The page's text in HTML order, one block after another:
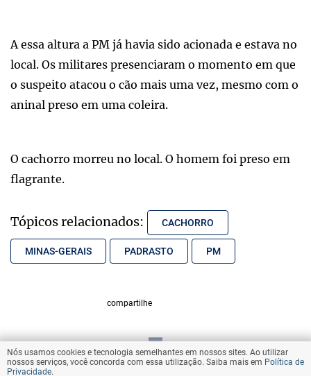
A essa altura a PM já havia sido acionada e estava no
local. Os militares presenciaram o momento em que
o suspeito atacou o cão mais uma vez, mesmo com o
aninal preso em uma coleira.
O cachorro morreu no local. O homem foi preso em
flagrante.
Tópicos relacionados: CACHORRO
MINAS-GERAIS PADRASTO PM
compartilhe
VOLTAR AO TOPO
Nós usamos cookies e tecnologia semelhantes em nossos sites. Ao utilizar
nossos serviços, você concorda com essa utilização. Saiba mais em Política de
Privacidade.